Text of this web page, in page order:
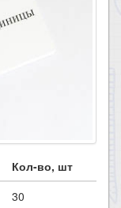
Кол-во, шт
30